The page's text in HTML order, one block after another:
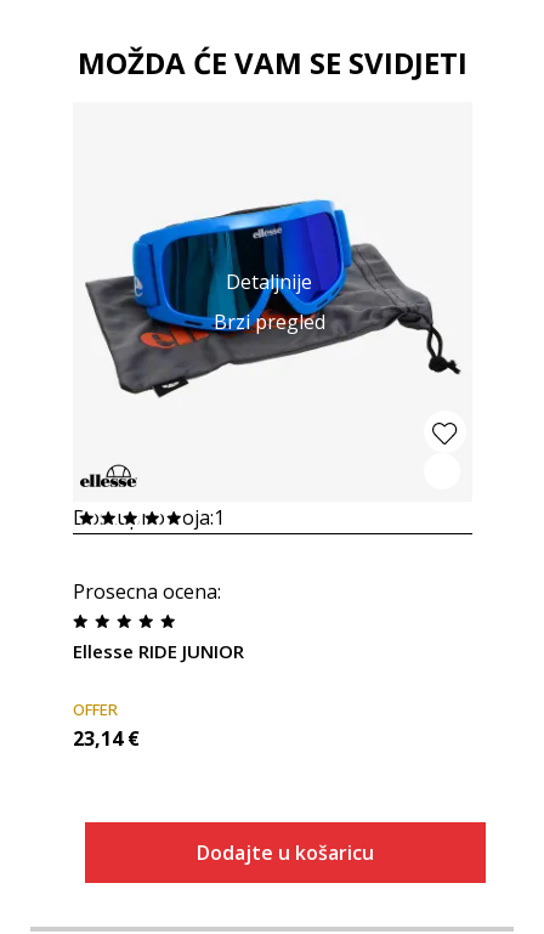
MOŽDA ĆE VAM SE SVIDJETI
Detaljnije
Brzi pregled
Dostupno boja:1
Prosecna ocena:
Ellesse RIDE JUNIOR
OFFER
23,14 €
Dodajte u košaricu